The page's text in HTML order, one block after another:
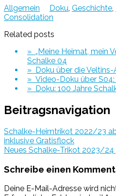
Allgemein Doku, Geschichte,
Consolidation
Related posts
» „Meine Heimat, mein
Schalke 04
» Doku über die Veltins-
» Video-Doku über S04:
» Doku: 100 Jahre
Beitragsnavigation
Schalke-Heimtrikot 2022/23
inklusive Gratisflock
Neues Schalke-Trikot 2023/
Schreibe einen
Deine E-Mail-Adresse wird